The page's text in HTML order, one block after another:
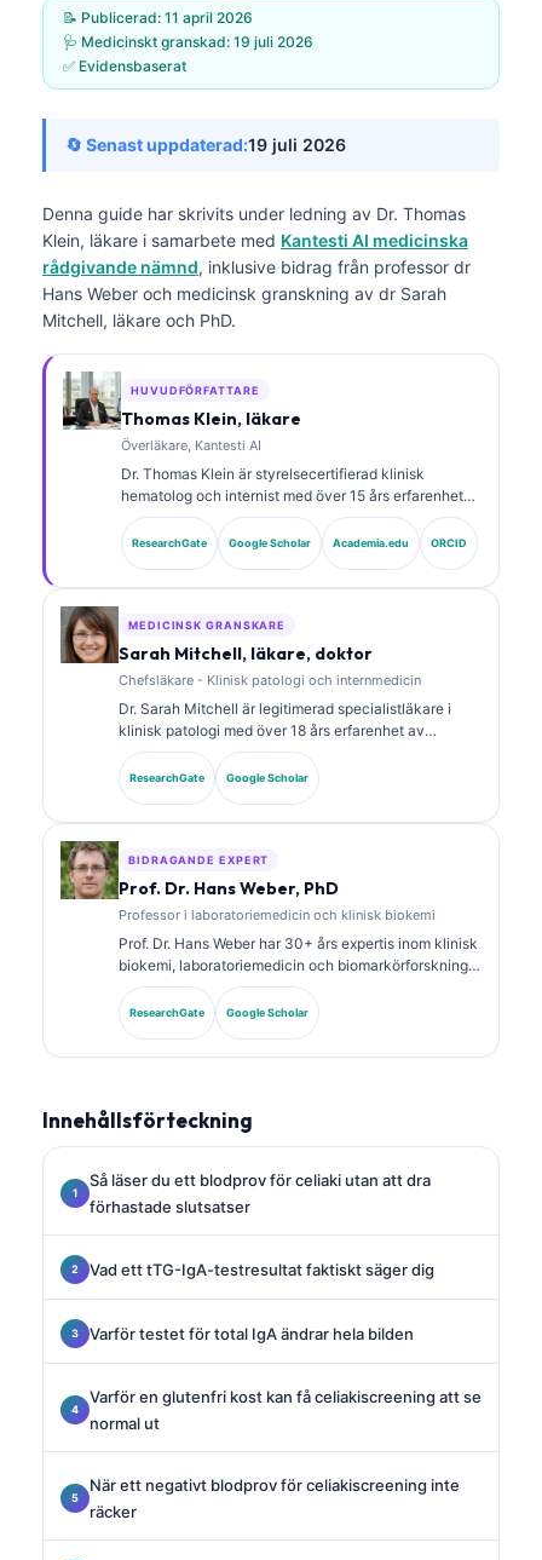
📝 Publicerad: 11 april 2026
🩺 Medicinskt granskad: 19 juli 2026
✅ Evidensbaserat
🔄 Senast uppdaterad:19 juli 2026
Denna guide har skrivits under ledning av Dr. Thomas
Klein, läkare i samarbete med Kantesti AI medicinska
rådgivande nämnd, inklusive bidrag från professor dr
Hans Weber och medicinsk granskning av dr Sarah
Mitchell, läkare och PhD.
HUVUDFÖRFATTARE
Thomas Klein, läkare
Överläkare, Kantesti AI
Dr. Thomas Klein är styrelsecertifierad klinisk
hematolog och internist med över 15 års erfarenhet
av laboratoriemedicin och AI-assisterad klinisk
analys. Som Chief Medical Officer på Kantesti AI ger
han klinisk översyn av den medicinska
tolkning av biomarkörer och laboratoriediagnostik
inom laboratoriemedicinska områden.
ResearchGate Google Scholar Academia.edu ORCID
MEDICINSK GRANSKARE
Sarah Mitchell, läkare, doktor
Chefsläkare - Klinisk patologi och internmedicin
Dr. Sarah Mitchell är legitimerad specialistläkare i
klinisk patologi med över 18 års erfarenhet av
laboratoriemedicin och diagnostisk analys. Hon har
specialcertifieringar inom klinisk kemi och har
publicerat omfattande forskning om biomarkörpaneler
ResearchGate Google Scholar
BIDRAGANDE EXPERT
Prof. Dr. Hans Weber, PhD
Professor i laboratoriemedicin och klinisk biokemi
Prof. Dr. Hans Weber har 30+ års expertis inom klinisk
biokemi, laboratoriemedicin och biomarkörforskning.
Tidigare president för German Society for Clinical
Chemistry, och han specialiserar sig på analys av
diagnostiska paneler, standardisering av biomarkörer
ResearchGate Google Scholar
Innehållsförteckning
Så läser du ett blodprov för celiaki utan att dra
förhastade slutsatser
Vad ett tTG-IgA-testresultat faktiskt säger dig
Varför testet för total IgA ändrar hela bilden
Varför en glutenfri kost kan få celiakiscreening att se
normal ut
När ett negativt blodprov för celiakiscreening inte
räcker